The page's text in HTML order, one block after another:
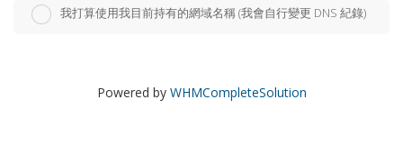
我打算使用我目前持有的網域名稱 (我會自行變更 DNS 紀錄)
Powered by WHMCompleteSolution